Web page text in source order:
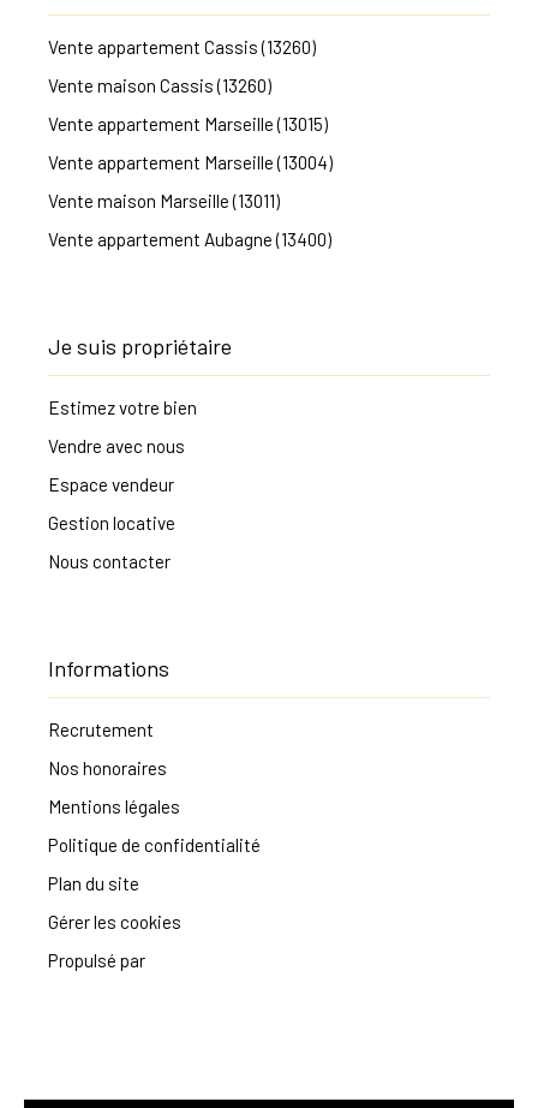
Vente appartement Cassis (13260)
Vente maison Cassis (13260)
Vente appartement Marseille (13015)
Vente appartement Marseille (13004)
Vente maison Marseille (13011)
Vente appartement Aubagne (13400)
Je suis propriétaire
Estimez votre bien
Vendre avec nous
Espace vendeur
Gestion locative
Nous contacter
Informations
Recrutement
Nos honoraires
Mentions légales
Politique de confidentialité
Plan du site
Gérer les cookies
Propulsé par